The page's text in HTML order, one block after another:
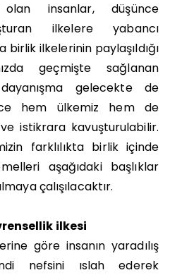
insanlar, düşünce
ilkelere yabancı
birlik ilkelerinin paylaşıldığı
geçmişte sağlanan
gelecekte de
hem ülkemiz hem de
istikrara kavuşturulabilir.
farklılıkta birlik içinde
aşağıdaki başlıklar
çalışılacaktır.
ilkesi
göre insanın yaradılış
nefsini ıslah ederek